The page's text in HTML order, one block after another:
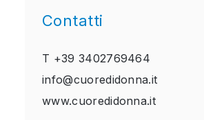
Contatti
T +39 3402769464
info@cuoredidonna.it
www.cuoredidonna.it